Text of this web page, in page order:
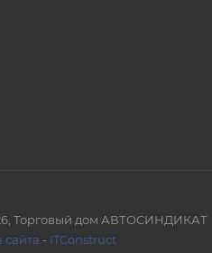
Торговый дом АВТОСИНДИКАТ
сайта - ITConstruct